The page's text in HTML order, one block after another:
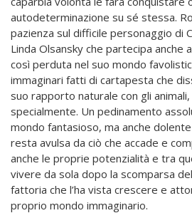
autodeterminazione su sé stessa.
pazienza sul difficile personaggio di
Linda Olsansky che partecipa anche
così perduta nel suo mondo
immaginari fatti di cartapesta che
suo rapporto naturale con gli
specialmente. Un pedinamento
mondo fantasioso, ma anche
resta avulsa da ciò che accade e
anche le proprie potenzialità e tra
vivere da sola dopo la scomparsa
fattoria che l’ha vista crescere e
proprio mondo immaginario.